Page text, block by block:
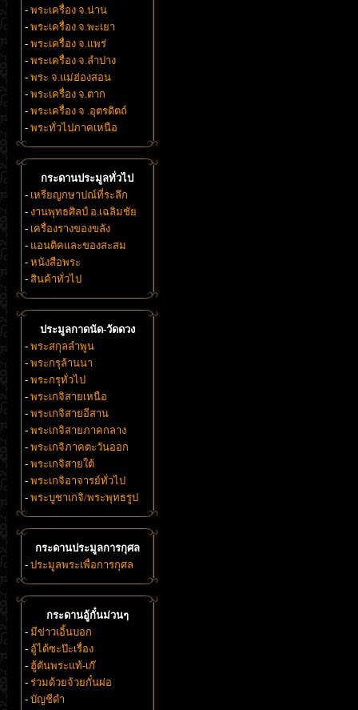
- พระเครื่อง จ.น่าน
- พระเครื่อง จ.พะเยา
- พระเครื่อง จ.แพร่
- พระเครื่อง จ.ลำปาง
- พระ จ.แม่ฮ่องสอน
- พระเครื่อง จ.ตาก
- พระเครื่อง จ .อุตรดิตถ์
- พระทั่วไปภาคเหนือ
กระดานประมูลทั่วไป
- เหรียญกษาปณ์ที่ระลึก
- งานพุทธศิลป์ อ.เฉลิมชัย
- เครื่องรางของขลัง
- แอนติคและของสะสม
- หนังสือพระ
- สินค้าทั่วไป
ประมูลกาดนัด-วัดดวง
- พระสกุลลำพูน
- พระกรุล้านนา
- พระกรุทั่วไป
- พระเกจิสายเหนือ
- พระเกจิสายอีสาน
- พระเกจิสายภาคกลาง
- พระเกจิภาคตะวันออก
- พระเกจิสายใต้
- พระเกจิอาจารย์ทั่วไป
- พระบูชาเกจิ/พระพุทธรูป
กระดานประมูลการกุศล
- ประมูลพระเพื่อการกุศล
กระดานอู้กั๋นม่วนๆ
- มีข่าวเอิ้นบอก
- อู้ได้ซะป๊ะเรื่อง
- ฮู้ตันพระแท้-เก๊
- ร่วมด้วยจ้วยกั๋นผ่อ
- บัญชีดำ